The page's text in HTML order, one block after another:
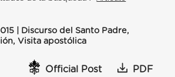
| Discurso del Santo Padre,
Visita apostólica
Official Post PDF